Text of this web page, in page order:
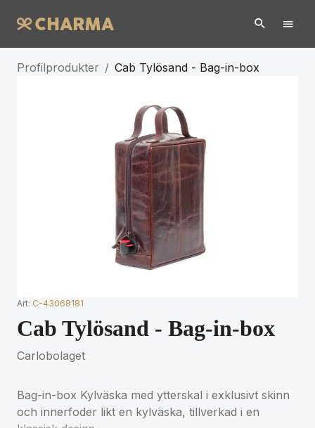
Profilprodukter / Cab Tylösand - Bag-in-box
Art: C-43068181
Cab Tylösand - Bag-in-box
Carlobolaget
Bag-in-box Kylväska med ytterskal i exklusivt skinn
och innerfoder likt en kylväska, tillverkad i en